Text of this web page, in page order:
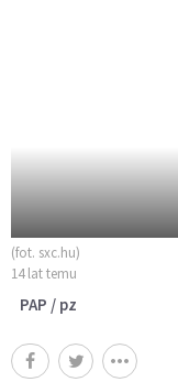
(fot. sxc.hu)
14 lat temu
PAP / pz